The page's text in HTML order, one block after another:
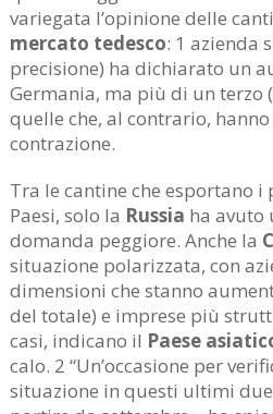
variegata l’opinione delle
mercato tedesco: 1 azienda
precisione) ha dichiarato un
Germania, ma più di un terzo
quelle che, al contrario,
contrazione.
Tra le cantine che esportano
Paesi, solo la Russia ha avuto
domanda peggiore. Anche la
situazione polarizzata, con
dimensioni che stanno
del totale) e imprese più
casi, indicano il Paese
calo. 2 “Un’occasione per
situazione in questi ultimi